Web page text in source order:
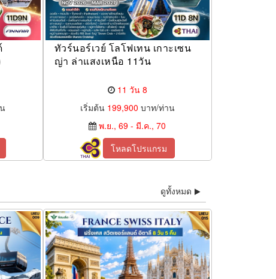
ทัวร์นอร์เวย์ โลโฟเทน เกาะเซน
ญ่า ล่าแสงเหนือ 11วัน
11 วัน 8
เริ่มต้น 199,900 บาท/ท่าน
พ.ย., 69 - มี.ค., 70
โหลดโปรแกรม
ดูทั้งหมด